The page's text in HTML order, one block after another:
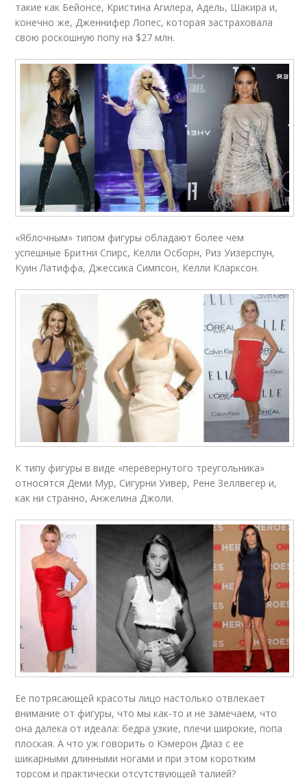
такие как Бейонсе, Кристина Агилера, Адель, Шакира и,
конечно же, Дженнифер Лопес, которая застраховала
свою роскошную попу на $27 млн.
«Яблочным» типом фигуры обладают более чем
успешные Бритни Спирс, Келли Осборн, Риз Уизерспун,
Куин Латиффа, Джессика Симпсон, Келли Кларксон.
К типу фигуры в виде «перевернутого треугольника»
относятся Деми Мур, Сигурни Уивер, Рене Зеллвегер и,
как ни странно, Анжелина Джоли.
Ее потрясающей красоты лицо настолько отвлекает
внимание от фигуры, что мы как-то и не замечаем, что
она далека от идеала: бедра узкие, плечи широкие, попа
плоская. А что уж говорить о Кэмерон Диаз с ее
шикарными длинными ногами и при этом коротким
торсом и практически отсутствующей талией?